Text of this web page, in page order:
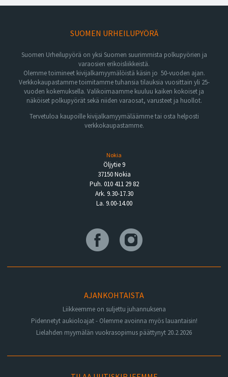
SUOMEN URHEILUPYÖRÄ
Suomen Urheilupyörä on yksi Suomen suurimmista polkupyörien ja
varaosien erikoisliikkeistä.
Olemme toimineet kivijalkamyymälöistä käsin jo 50-vuoden ajan.
Verkkokaupastamme toimitamme tuhansia tilauksia vuosittain yli 25-
vuoden kokemuksella. Valikoimaamme kuuluu kaiken kokoiset ja
näköiset polkupyörät sekä niiden varaosat, varusteet ja huollot.
Tervetuloa kaupoille kivijalkamyymäläämme tai osta helposti
verkkokaupastamme.
Nokia
Öljytie 9
37150 Nokia
Puh. 010 411 29 82
Ark. 9.30-17.30
La. 9.00-14.00
AJANKOHTAISTA
Liikkeemme on suljettu juhannuksena
Pidennetyt aukioloajat - Olemme avoinna myös lauantaisin!
Lielahden myymälän vuokrasopimus päättynyt 20.2.2026